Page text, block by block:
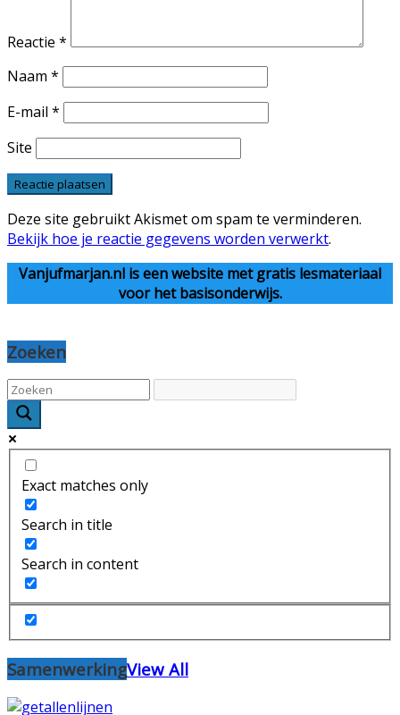
Reactie *
Naam *
E-mail *
Site
Deze site gebruikt Akismet om spam te verminderen.
Bekijk hoe je reactie gegevens worden verwerkt.
Vanjufmarjan.nl is een website met gratis lesmateriaal
voor het basisonderwijs.
Zoeken
Exact matches only
Search in title
Search in content
SamenwerkingView All